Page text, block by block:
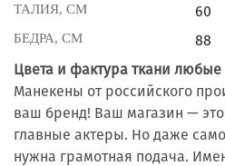
ТАЛИЯ, СМ 60
БЕДРА, СМ
88
Цвета и фактура ткани любые
Манекены от российского
ваш бренд! Ваш магазин —
главные актеры. Но даже
нужна грамотная подача.